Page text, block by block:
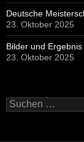
Deutsche
23. Oktober 2025
Bilder und
23. Oktober 2025
Suchen
nach: